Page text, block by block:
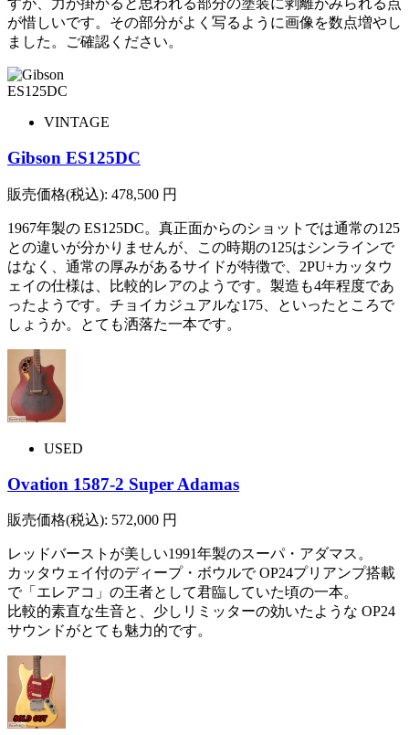
すが、力が掛かると思われる部分の塗装に剥離がみられる点
が惜しいです。その部分がよく写るように画像を数点増やし
ました。ご確認ください。
VINTAGE
Gibson ES125DC
販売価格(税込): 478,500 円
1967年製の ES125DC。真正面からのショットでは通常の125
との違いが分かりませんが、この時期の125はシンラインで
はなく、通常の厚みがあるサイドが特徴で、2PU+カッタウ
ェイの仕様は、比較的レアのようです。製造も4年程度であ
ったようです。チョイカジュアルな175、といったところで
しょうか。とても洒落た一本です。
USED
Ovation 1587-2 Super Adamas
販売価格(税込): 572,000 円
レッドバーストが美しい1991年製のスーパ・アダマス。
カッタウェイ付のディープ・ボウルで OP24プリアンプ搭載
で「エレアコ」の王者として君臨していた頃の一本。
比較的素直な生音と、少しリミッターの効いたような OP24
サウンドがとても魅力的です。